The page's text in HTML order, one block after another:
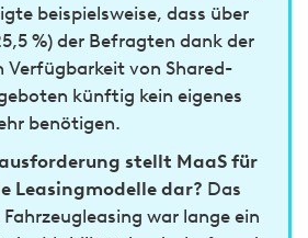
beispielsweise, dass über
%) der Befragten dank der
Verfügbarkeit von Shared-
künftig kein eigenes
benötigen.
stellt MaaS für
Leasingmodelle dar? Das
war lange ein